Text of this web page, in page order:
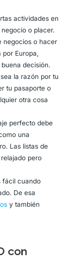
actividades en
o placer.
negocios o hacer
Europa,
decisión.
la razón por tu
tu pasaporte o
otra cosa
perfecto debe
una
Las listas de
pero
fácil cuando
De esa
y también
con